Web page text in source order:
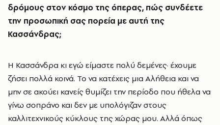
δρόμους στον κόσμο της όπερας, πώς συνδέετε
την προσωπική σας πορεία με αυτή της
Κασσάνδρας;
Η Κασσάνδρα κι εγώ είμαστε πολύ δεμένες· έχουμε
ζήσει πολλά κοινά. Το να κατέχεις μια Αλήθεια και να
μην σε ακούει κανείς θυμίζει την περίοδο που ήθελα να
γίνω σοπράνο και δεν με υπολόγιζαν στους
καλλιτεχνικούς κύκλους της χώρας μου. Αλλά όπως